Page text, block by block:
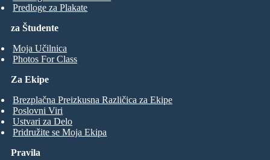
za Študente
Moja Učilnica
Photos For Class
Predloge za Plakate
Za Ekipe
Brezplačna Preizkusna Različica za Ekipe
Poslovni Viri
Ustvari za Delo
Pridružite se Moja Ekipa
Pravila